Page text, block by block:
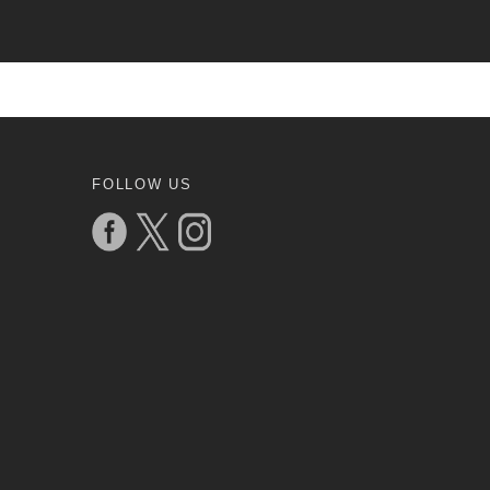
FOLLOW US